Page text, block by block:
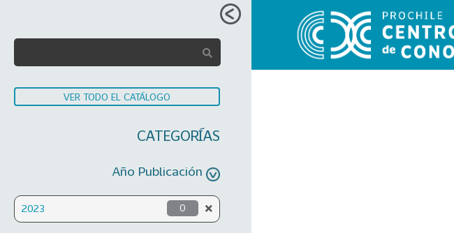
VER TODO EL CATÁLOGO
CATEGORÍAS
Año Publicación
2023 0